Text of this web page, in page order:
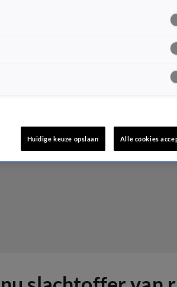
Huidige keuze opslaan Alle cookies